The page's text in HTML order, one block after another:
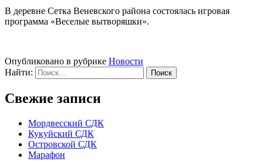
В деревне Сетка Веневского района состоялась игровая
программа «Веселые вытворяшки».
Опубликовано в рубрике Новости
Найти:
Свежие записи
Мордвесский СДК
Кукуйский СДК
Островской СДК
Марафон